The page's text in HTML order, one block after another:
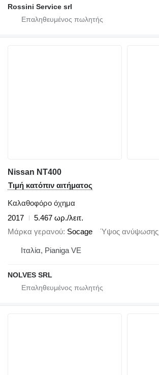
Rossini Service srl
Nissan NT400
Τιμή κατόπιν αιτήματος
Καλαθοφόρο όχημα
2017
5.467 ωρ./λειτ.
Μάρκα γερανού Socage Ύψος ανύψωσης
Ιταλία, Pianiga VE
NOLVES SRL